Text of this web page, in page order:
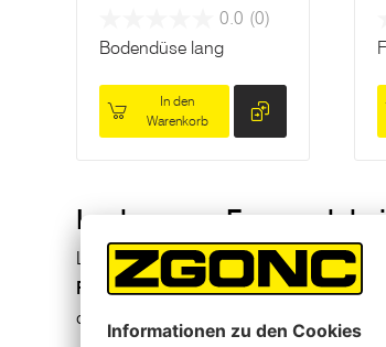
0.0 (0)
Bodendüse lang
In den
Warenkorb
Laubsauger Fangsack bei
Laubsauger Ersatzteile als auch
Fangsäckesind für verschiedene
das für Sie passende Modell finden.